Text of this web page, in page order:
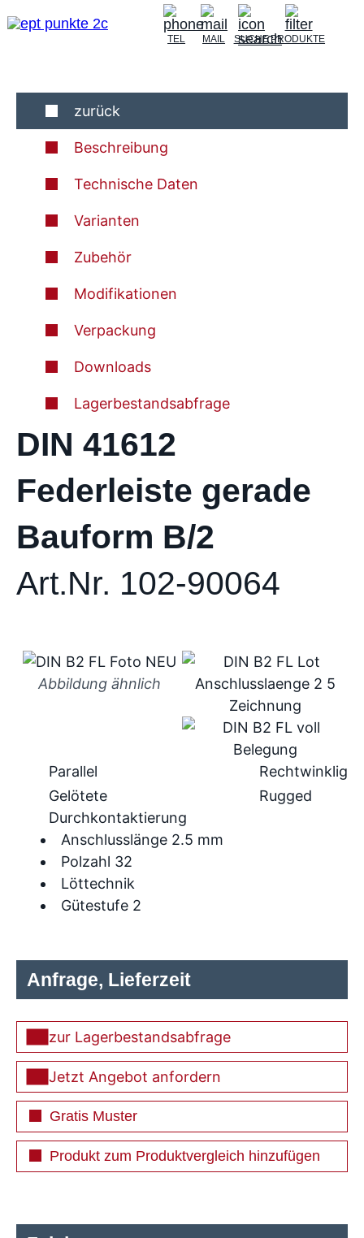
TEL MAIL SUCHEPRODUKTE
zurück
Beschreibung
Technische Daten
Varianten
Zubehör
Modifikationen
Verpackung
Downloads
Lagerbestandsabfrage
DIN 41612
Federleiste gerade
Bauform B/2
Art.Nr. 102-90064
Abbildung ähnlich
Anschlusslänge 2.5 mm
Polzahl 32
Löttechnik
Gütestufe 2
Parallel
Rechtwinklig
Gelötete
Durchkontaktierung
Rugged
Anfrage, Lieferzeit
zur Lagerbestandsabfrage
Jetzt Angebot anfordern
Gratis Muster
Produkt zum Produktvergleich hinzufügen